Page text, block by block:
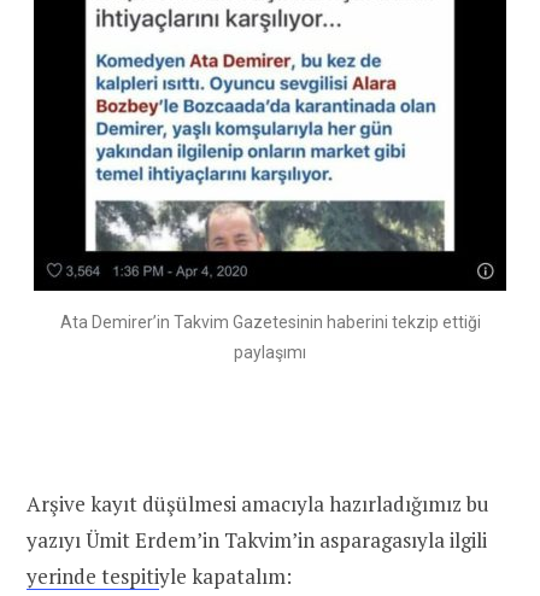
Ata Demirer’in Takvim Gazetesinin haberini tekzip ettiği
paylaşımı
Arşive kayıt düşülmesi amacıyla hazırladığımız bu
yazıyı Ümit Erdem’in Takvim’in asparagasıyla ilgili
yerinde tespitiyle kapatalım: